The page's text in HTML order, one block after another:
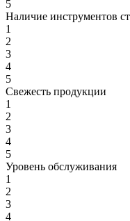
5
Наличие инструментов
1
2
3
4
5
Свежесть продукции
1
2
3
4
5
Уровень обслуживания
1
2
3
4